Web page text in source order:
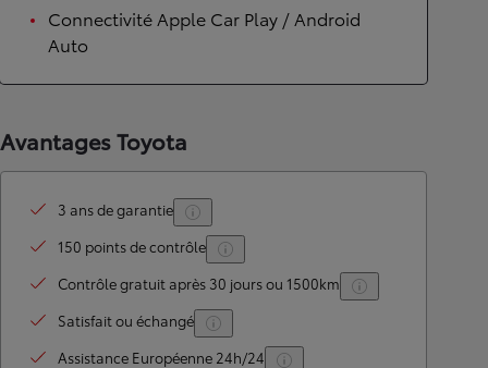
Connectivité Apple Car Play / Android
Auto
Avantages Toyota
3 ans de garantie
150 points de contrôle
Contrôle gratuit après 30 jours ou 1500km
Satisfait ou échangé
Assistance Européenne 24h/24